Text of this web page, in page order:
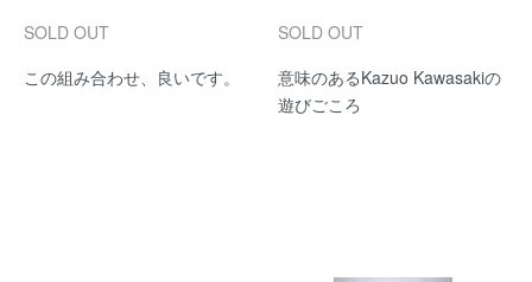
SOLD OUT
この組み合わせ、良いです。
SOLD OUT
意味のあるKazuo Kawasakiの
遊びごころ